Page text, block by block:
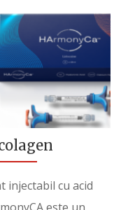
injectabil cu acid